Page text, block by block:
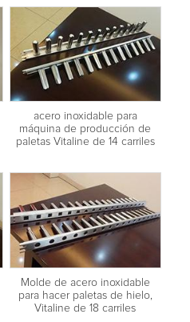
acero inoxidable para
máquina de producción de
paletas Vitaline de 14 carriles
Molde de acero inoxidable
para hacer paletas de hielo,
Vitaline de 18 carriles